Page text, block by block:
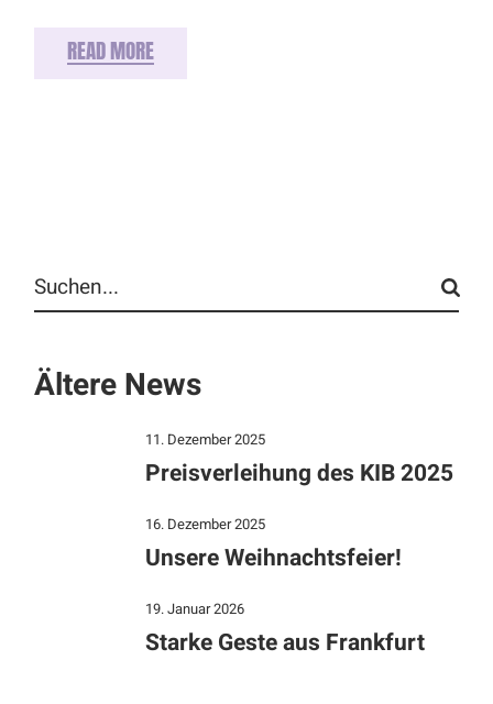
READ MORE
Search
Ältere News
11. Dezember 2025
Preisverleihung des KIB 2025
16. Dezember 2025
Unsere Weihnachtsfeier!
19. Januar 2026
Starke Geste aus Frankfurt